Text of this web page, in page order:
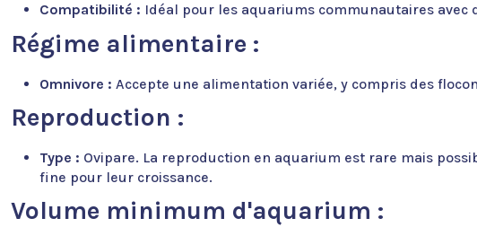
Compatibilité : Idéal pour les aquariums communautaires
Régime alimentaire :
Omnivore : Accepte une alimentation variée, y compris des
Reproduction :
Type : Ovipare. La reproduction en aquarium est rare mais
fine pour leur croissance.
Volume minimum d'aquarium :